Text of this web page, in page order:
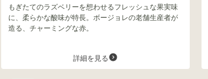
もぎたてのラズベリーを想わせるフレッシュな果実味
に、柔らかな酸味が特長。ボージョレの老舗生産者が
造る、チャーミングな赤。
詳細を見る